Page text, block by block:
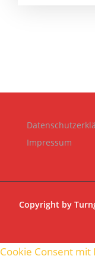
Impressum
Copyright by
Cookie Consent mit